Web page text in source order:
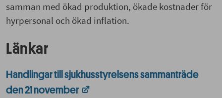
samman med ökad produktion, ökade kostnader för
hyrpersonal och ökad inflation.
Länkar
Handlingar till sjukhusstyrelsens sammanträde
den 21 november